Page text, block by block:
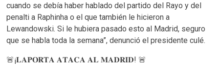
cuando se debía haber hablado del partido del Rayo y del
penalti a Raphinha o el que también le hicieron a
Lewandowski. Si le hubiera pasado esto al Madrid, seguro
que se habla toda la semana”, denunció el presidente culé.
🚨¡𝐋𝐀𝐏𝐎𝐑𝐓𝐀 𝐀𝐓𝐀𝐂𝐀 𝐀𝐋 𝐌𝐀𝐃𝐑𝐈𝐃! 🚨